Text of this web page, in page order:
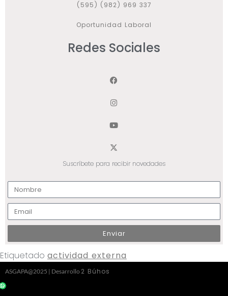
(595) (982) 969 337
Oportunidad Laboral
Redes Sociales
Suscríbete para recibir novedades
Enviar
Etiquetado actividad externa
ASGAPA@2025 | Desarrollo 2 Búhos